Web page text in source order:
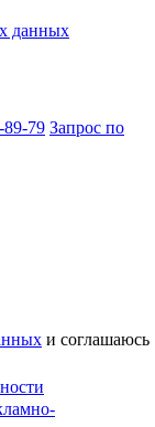
данных
89-79 Запрос по
и соглашаюсь